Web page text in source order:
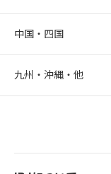
中国・四国
九州・沖縄・他